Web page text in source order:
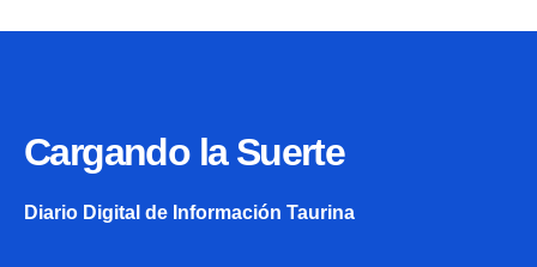
Cargando la Suerte
Diario Digital de Información Taurina